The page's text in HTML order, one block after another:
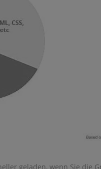
geladen, wenn Sie die